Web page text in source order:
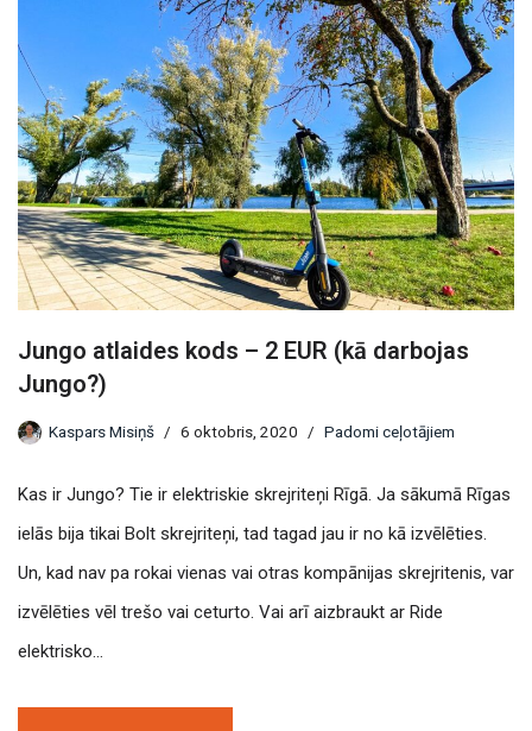
Jungo atlaides kods – 2 EUR (kā darbojas
Jungo?)
Kaspars Misiņš 6 oktobris, 2020 Padomi ceļotājiem
Kas ir Jungo? Tie ir elektriskie skrejriteņi Rīgā. Ja sākumā Rīgas
ielās bija tikai Bolt skrejriteņi, tad tagad jau ir no kā izvēlēties.
Un, kad nav pa rokai vienas vai otras kompānijas skrejritenis, var
izvēlēties vēl trešo vai ceturto. Vai arī aizbraukt ar Ride
elektrisko…